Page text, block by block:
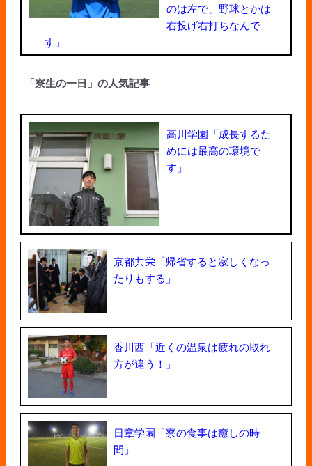
のは左で、野球とかは
右投げ右打ちなんで
す」
「寮生の一日」の人気記事
高川学園「成長するた
めには最高の環境で
す」
京都共栄「帰省すると寂しくなっ
たりもする」
香川西「近くの温泉は疲れの取れ
方が違う！」
日章学園「寮の食事は癒しの時
間」